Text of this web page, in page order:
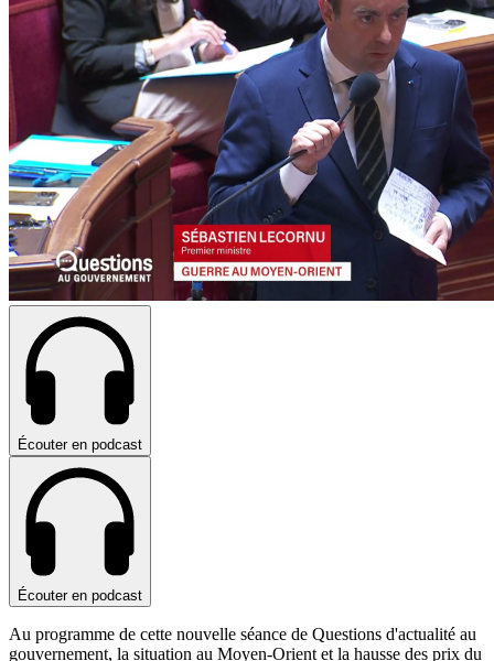
Écouter en podcast
Écouter en podcast
Au programme de cette nouvelle séance de Questions d'actualité au
gouvernement, la situation au Moyen-Orient et la hausse des prix du